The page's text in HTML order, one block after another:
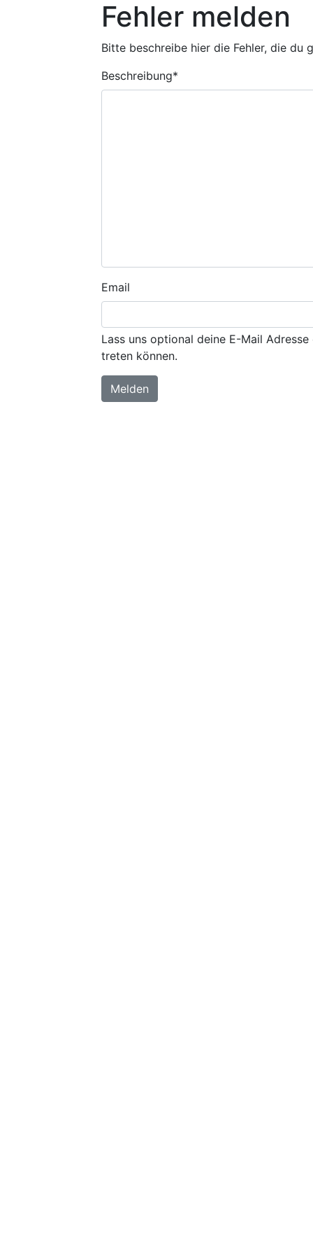
Fehler melden
Bitte beschreibe hier die Fehler, die du
Beschreibung*
Email
Lass uns optional deine E-Mail
treten können.
Melden